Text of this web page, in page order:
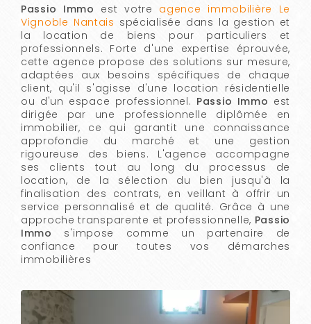
Passio Immo est votre agence immobilière Le
Vignoble Nantais spécialisée dans la gestion et
la location de biens pour particuliers et
professionnels. Forte d'une expertise éprouvée,
cette agence propose des solutions sur mesure,
adaptées aux besoins spécifiques de chaque
client, qu'il s'agisse d'une location résidentielle
ou d'un espace professionnel. Passio Immo est
dirigée par une professionnelle diplômée en
immobilier, ce qui garantit une connaissance
approfondie du marché et une gestion
rigoureuse des biens. L'agence accompagne
ses clients tout au long du processus de
location, de la sélection du bien jusqu'à la
finalisation des contrats, en veillant à offrir un
service personnalisé et de qualité. Grâce à une
approche transparente et professionnelle, Passio
Immo s'impose comme un partenaire de
confiance pour toutes vos démarches
immobilières